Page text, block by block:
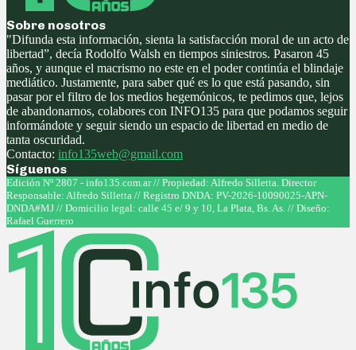
Sobre nosotros
"Difunda esta información, sienta la satisfacción moral de un acto de
libertad”, decía Rodolfo Walsh en tiempos siniestros. Pasaron 45
años, y aunque el macrismo no este en el poder continúa el blindaje
mediático. Justamente, para saber qué es lo que está pasando, sin
pasar por el filtro de los medios hegemónicos, te pedimos que, lejos
de abandonarnos, colabores con INFO135 para que podamos seguir
informándote y seguir siendo un espacio de libertad en medio de
tanta oscuridad.
Contacto: info135web@gmail.com
Síguenos
Facebook
Twitter
Instagram
Youtube
Edición Nº 2807 - info135.com.ar // Propiedad: Alfredo Silletta. Director
Responsable: Alfredo Silletta // Registro DNDA: PV-2026-10090025-APN-
DNDA#MJ // Domicilio legal: calle 45 e/ 9 y 10, La Plata, Bs. As. // Diseño:
Rafael Guerrero